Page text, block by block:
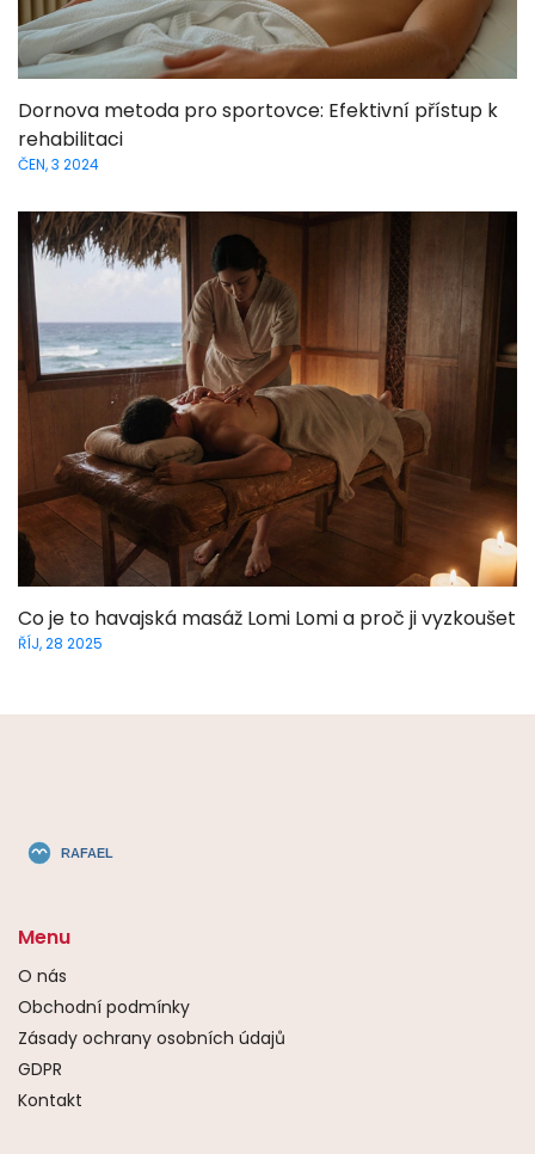
Dornova metoda pro sportovce: Efektivní přístup k
rehabilitaci
ČEN, 3 2024
Co je to havajská masáž Lomi Lomi a proč ji vyzkoušet
ŘÍJ, 28 2025
Menu
O nás
Obchodní podmínky
Zásady ochrany osobních údajů
GDPR
Kontakt